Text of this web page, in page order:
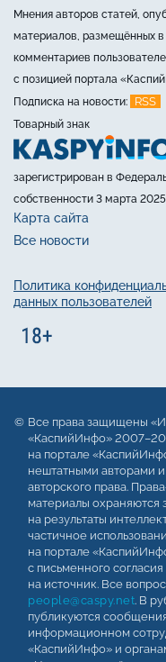
Мнения авторов статей,
материалов, размещённых
комментариев
с позицией портала
Подписка на новости:
RSS
Товарный знак
зарегистрирован в
собственности 3 марта
Карта сайта
Все новости
Политика
данных пользователей
Все права защищены
«КаспийИнфо»
на портале
нештатными авторами
авторского права.
материалы охраняются
на результаты
частичное
на портале
с письменного
на источник. Все
people@caspy.net. В
публикуются
информационном
«КаспийИнфо» и